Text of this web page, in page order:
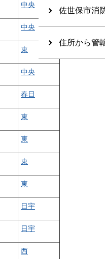
中央
中央
東
中央
春日
東
東
東
東
日宇
日宇
西
佐世保市消
住所から管